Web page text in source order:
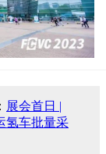
展会首日 |
氢车批量采